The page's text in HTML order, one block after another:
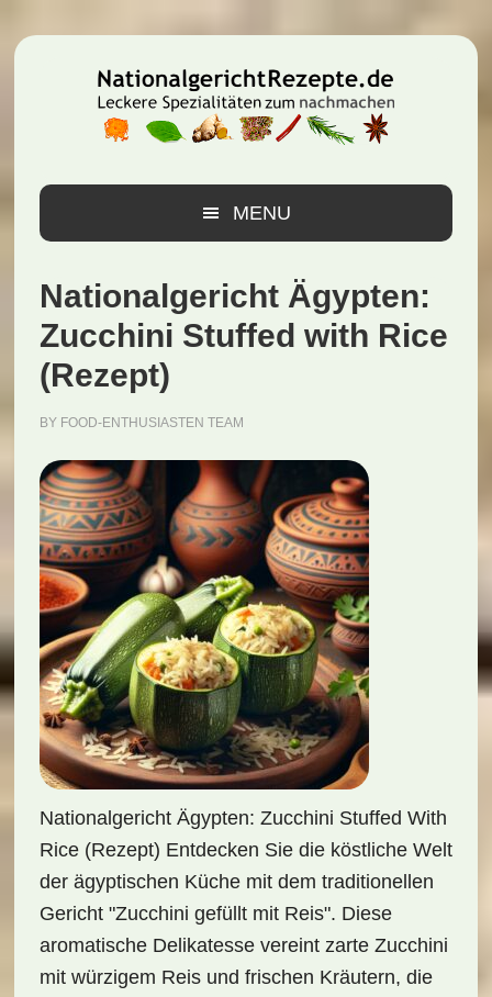
Hauptnavigation
Inhalt
Seitenspalte
MENU
Nationalgericht Ägypten:
Zucchini Stuffed with Rice
(Rezept)
BY FOOD-ENTHUSIASTEN TEAM
Nationalgericht Ägypten: Zucchini Stuffed With
Rice (Rezept) Entdecken Sie die köstliche Welt
der ägyptischen Küche mit dem traditionellen
Gericht "Zucchini gefüllt mit Reis". Diese
aromatische Delikatesse vereint zarte Zucchini
mit würzigem Reis und frischen Kräutern, die